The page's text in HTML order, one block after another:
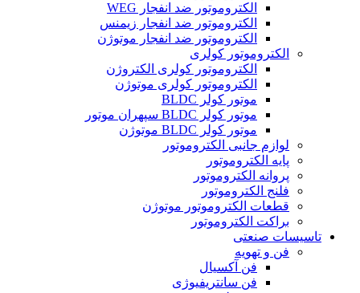
الکتروموتور ضد انفجار WEG
الکتروموتور ضد انفجار زیمنس
الکتروموتور ضد انفجار موتوژن
الکتروموتور کولری
الکتروموتور کولری الکتروژن
الکتروموتور کولری موتوژن
موتور کولر BLDC
موتور کولر BLDC سپهران موتور
موتور کولر BLDC موتوژن
لوازم جانبی الکتروموتور
پایه الکتروموتور
پروانه الکتروموتور
فلنج الکتروموتور
قطعات الکتروموتور موتوژن
براکت الکتروموتور
تاسیسات صنعتی
فن و تهویه
فن آکسیال
فن سانتریفیوژی